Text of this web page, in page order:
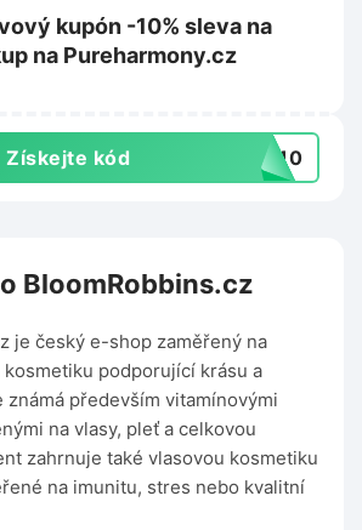
kupón -10% sleva na
na Pureharmony.cz
Získejte kód AS10
BloomRobbins.cz
je český e-shop zaměřený na
podporující krásu a
známá především vitamínovými
na vlasy, pleť a celkovou
zahrnuje také vlasovou kosmetiku
na imunitu, stres nebo kvalitní